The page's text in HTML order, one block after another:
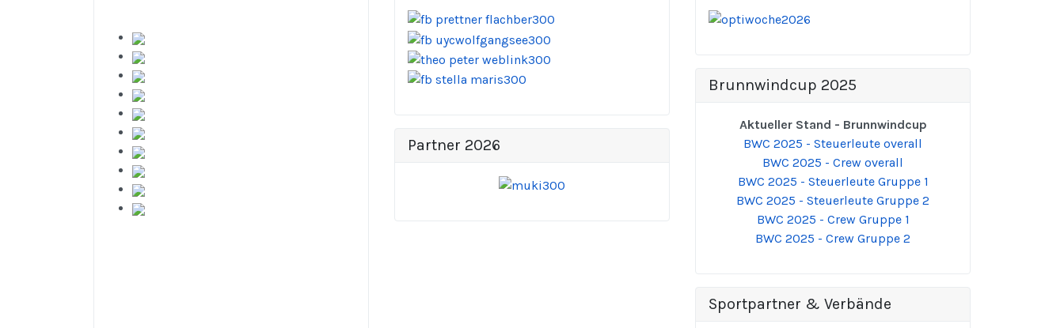
Partner 2026
Brunnwindcup 2025
Aktueller Stand - Brunnwindcup
BWC 2025 - Steuerleute overall
BWC 2025 - Crew overall
BWC 2025 - Steuerleute Gruppe 1
BWC 2025 - Steuerleute Gruppe 2
BWC 2025 - Crew Gruppe 1
BWC 2025 - Crew Gruppe 2
Sportpartner & Verbände